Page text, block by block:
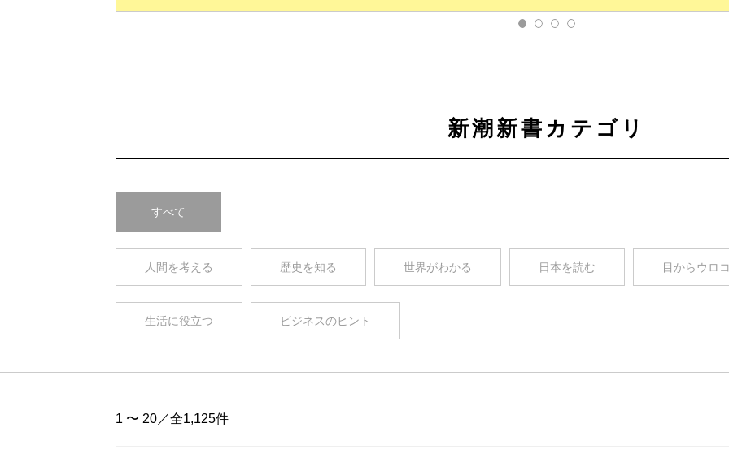
新潮新書カテゴリ
すべて
人間を考える 歴史を知る 世界がわかる 日本を読む 目からウロコ
生活に役立つ ビジネスのヒント
1 〜 20／全1,125件